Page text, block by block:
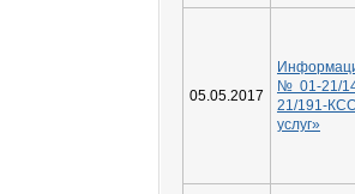
05.05.2017
№01-21/
21/191-
услуг»